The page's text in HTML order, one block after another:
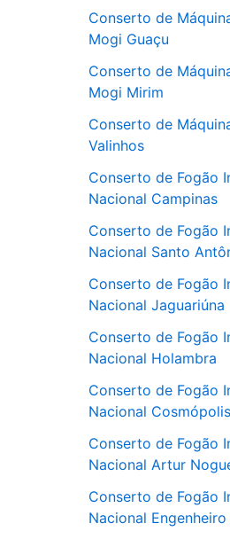
Conserto de
Mogi Guaçu
Conserto de
Mogi Mirim
Conserto de
Valinhos
Conserto de Fogão
Nacional Campinas
Conserto de Fogão
Nacional Santo
Conserto de Fogão
Nacional Jaguariúna
Conserto de Fogão
Nacional Holambra
Conserto de Fogão
Nacional Cosmópolis
Conserto de Fogão
Nacional Artur
Conserto de Fogão
Nacional